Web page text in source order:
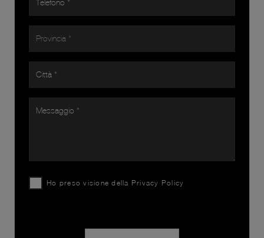
Ho preso visione della Privacy Policy